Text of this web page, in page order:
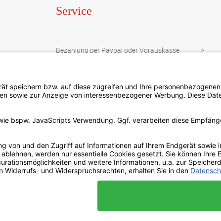
Service
Bezahlung per Paypal oder Vorauskasse
Datenschutzbestimmungen
Widerrufsbelehrung
Impressum
AGB